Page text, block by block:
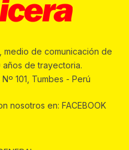
medio de comunicación de
años de trayectoria.
101, Tumbes - Perú
nosotros en: FACEBOOK